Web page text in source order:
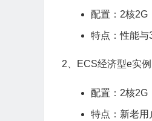
配置：2核2G
特点：性能与
2、ECS经济型e实例
配置：2核2G
特点：新老用